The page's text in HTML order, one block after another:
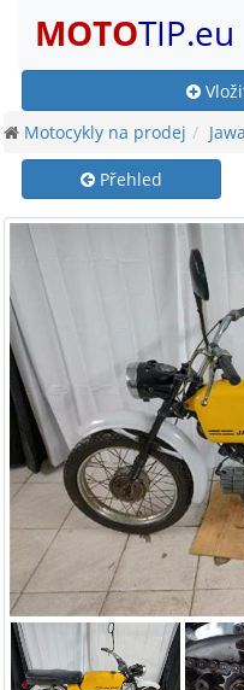
MOTOTIP.eu
Motocykly na prodej
Jawa
Přehled